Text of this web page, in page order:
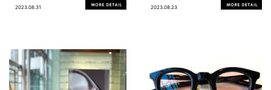
2023.08.31 2023.08.23